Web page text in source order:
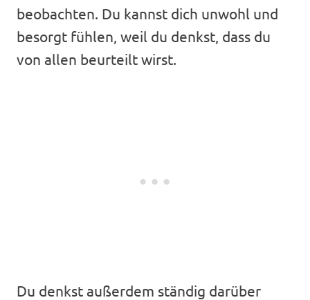
beobachten. Du kannst dich unwohl und
besorgt fühlen, weil du denkst, dass du
von allen beurteilt wirst.
Du denkst außerdem ständig darüber